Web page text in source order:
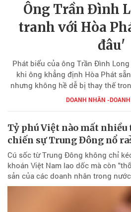
Ông Trần Đình
tranh với Hòa
đâu'
Phát biểu của ông Trần Đình
khi ông khẳng định Hòa Phát
nhưng không hề dễ bị thay thế
DOANH NHÂN -
Tỷ phú Việt nào mất
chiến sự Trung Đông nổ
Cú sốc từ Trung Đông không chỉ
khoán Việt Nam lao dốc mà còn
sản của các doanh nhân trong